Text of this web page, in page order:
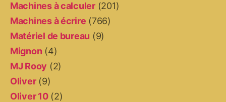
Machines à calculer(201)
Machines à écrire (766)
Matériel de bureau (9)
Mignon (4)
MJ Rooy (2)
Oliver(9)
Oliver 10(2)